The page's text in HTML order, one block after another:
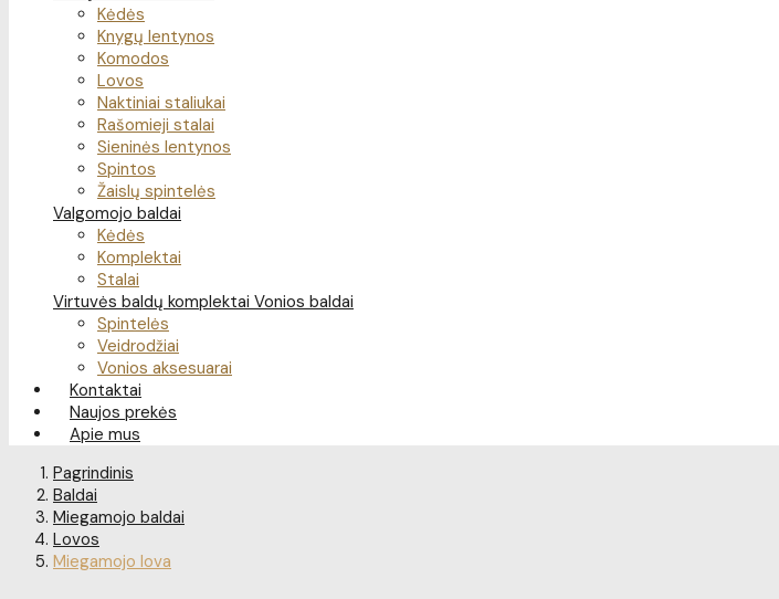
Kėdės
Knygų lentynos
Komodos
Lovos
Naktiniai staliukai
Rašomieji stalai
Sieninės lentynos
Spintos
Žaislų spintelės
Valgomojo baldai
Kėdės
Komplektai
Stalai
Virtuvės baldų komplektai Vonios baldai
Spintelės
Veidrodžiai
Vonios aksesuarai
Kontaktai
Naujos prekės
Apie mus
Pagrindinis
Baldai
Miegamojo baldai
Lovos
Miegamojo lova